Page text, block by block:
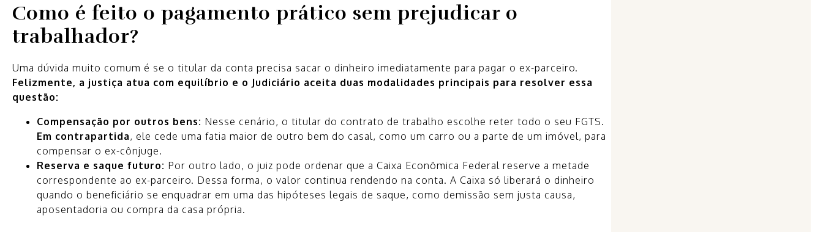
Como é feito o pagamento prático sem prejudicar o
trabalhador?
Uma dúvida muito comum é se o titular da conta precisa sacar o dinheiro imediatamente para pagar o ex-parceiro.
Felizmente, a justiça atua com equilíbrio e o Judiciário aceita duas modalidades principais para resolver essa
questão:
Compensação por outros bens: Nesse cenário, o titular do contrato de trabalho escolhe reter todo o seu FGTS.
Em contrapartida, ele cede uma fatia maior de outro bem do casal, como um carro ou a parte de um imóvel, para
compensar o ex-cônjuge.
Reserva e saque futuro: Por outro lado, o juiz pode ordenar que a Caixa Econômica Federal reserve a metade
correspondente ao ex-parceiro. Dessa forma, o valor continua rendendo na conta. A Caixa só liberará o dinheiro
quando o beneficiário se enquadrar em uma das hipóteses legais de saque, como demissão sem justa causa,
aposentadoria ou compra da casa própria.